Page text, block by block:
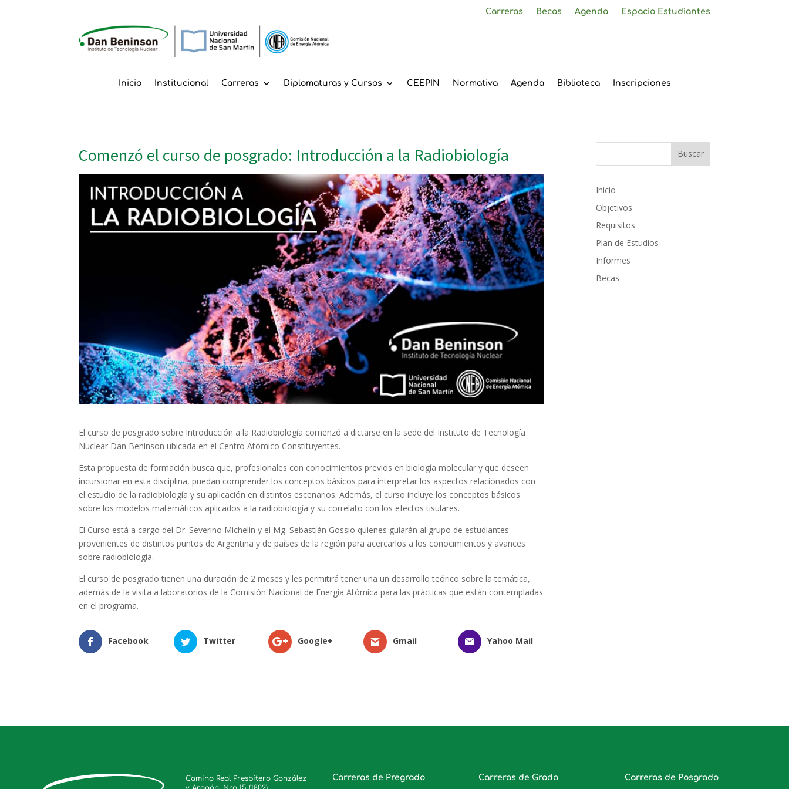
Carreras Becas Agenda Espacio Estudiantes
Inicio Institucional Carreras Diplomaturas y Cursos CEEPIN Normativa Agenda Biblioteca Inscripciones
Comenzó el curso de posgrado: Introducción a la Radiobiología
El curso de posgrado sobre Introducción a la Radiobiología comenzó a dictarse en la sede del Instituto de Tecnología
Nuclear Dan Beninson ubicada en el Centro Atómico Constituyentes.
Esta propuesta de formación busca que, profesionales con conocimientos previos en biología molecular y que deseen
incursionar en esta disciplina, puedan comprender los conceptos básicos para interpretar los aspectos relacionados con
el estudio de la radiobiología y su aplicación en distintos escenarios. Además, el curso incluye los conceptos básicos
sobre los modelos matemáticos aplicados a la radiobiología y su correlato con los efectos tisulares.
El Curso está a cargo del Dr. Severino Michelin y el Mg. Sebastián Gossio quienes guiarán al grupo de estudiantes
provenientes de distintos puntos de Argentina y de países de la región para acercarlos a los conocimientos y avances
sobre radiobiología.
El curso de posgrado tienen una duración de 2 meses y les permitirá tener una un desarrollo teórico sobre la temática,
además de la visita a laboratorios de la Comisión Nacional de Energía Atómica para las prácticas que están contempladas
en el programa.
Facebook Twitter Google+ Gmail Yahoo Mail
Inicio
Objetivos
Requisitos
Plan de Estudios
Informes
Becas
Camino Real Presbítero González
Carreras de Pregrado Carreras de Grado Carreras de Posgrado